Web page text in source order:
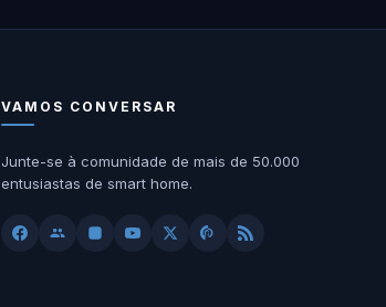
VAMOS CONVERSAR
Junte-se à comunidade de mais de 50.000
entusiastas de smart home.